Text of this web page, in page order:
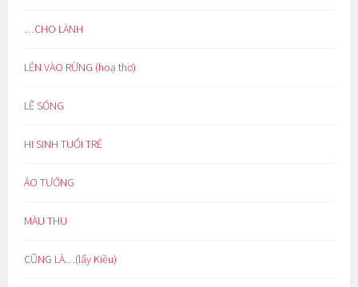
…CHO LÀNH
LẺN VÀO RỪNG (hoạ thơ)
LẼ SỐNG
HI SINH TUỔI TRẺ
ẢO TƯỞNG
MÀU THU
CŨNG LÀ…(lẩy Kiều)